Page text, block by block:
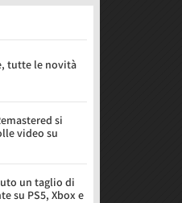
tutte le novità
si
video su
un taglio di
su PS5, Xbox e